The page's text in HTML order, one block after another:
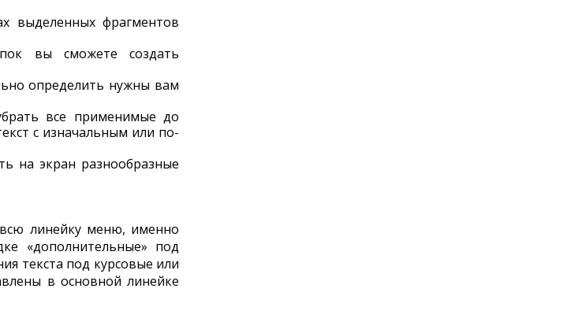
выделенных фрагментов
вы сможете создать
определить нужны вам
все применимые до
с изначальным или по-
на экран разнообразные
линейку меню, именно
«дополнительные» под
текста под курсовые или
в основной линейке